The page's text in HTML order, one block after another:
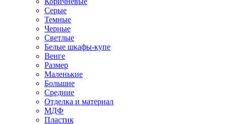
Серые
Темные
Черные
Светлые
Белые шкафы-купе
Венге
Размер
Маленькие
Большие
Средние
Отделка и материал
МДФ
Пластик